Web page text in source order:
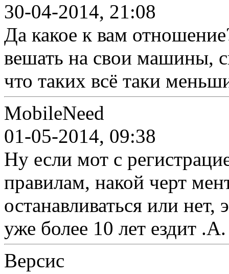
30-04-2014, 21:08
Да какое к вам
вешать на свои машины,
что таких всё таки
MobileNeed
01-05-2014, 09:38
Ну если мот с
правилам, накой черт
останавливаться или
уже более 10 лет ездит
Версис